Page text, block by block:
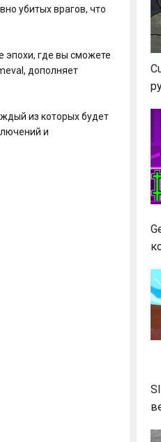
убитых врагов, что
эпохи, где вы сможете
дополняет
из которых будет
и